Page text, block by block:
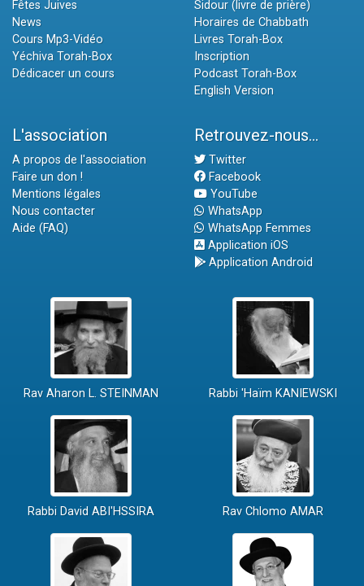
Fêtes Juives
News
Cours Mp3-Vidéo
Yéchiva Torah-Box
Dédicacer un cours
Sidour (livre de prière)
Horaires de Chabbath
Livres Torah-Box
Inscription
Podcast Torah-Box
English Version
L'association
A propos de l'association
Faire un don !
Mentions légales
Nous contacter
Aide (FAQ)
Retrouvez-nous...
Twitter
Facebook
YouTube
WhatsApp
WhatsApp Femmes
Application iOS
Application Android
Rav Aharon L. STEINMAN Rabbi 'Haïm KANIEWSKI
Rabbi David ABI'HSSIRA Rav Chlomo AMAR